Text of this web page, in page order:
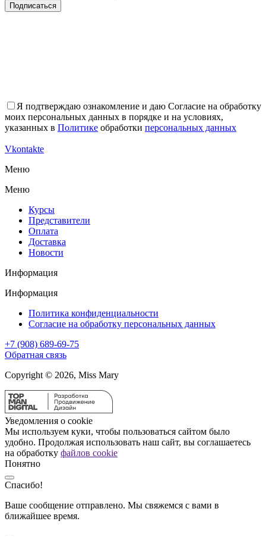
Подписаться
Я подтверждаю ознакомление и даю Согласие на обработку
моих персональных данных в порядке и на условиях,
указанных в Политике обработки персональных данных
Vkontakte
Меню
Меню
Курсы
Представители
Оплата
Доставка
Новости
Информация
Информация
Политика конфиденциальности
Согласие на обработку персональных данных
+7 (908) 689-69-75
Обратная связь
Copyright © 2026, Miss Mary
Уведомления о cookie
Мы используем куки, чтобы пользоваться сайтом было
удобно. Продолжая использовать наш сайт, вы соглашаетесь
на обработку файлов cookie
Понятно
Спасибо!
Ваше сообщение отправлено. Мы свяжемся с вами в
ближайшее время.